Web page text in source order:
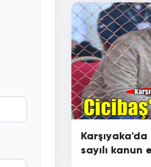
sayılı kanun